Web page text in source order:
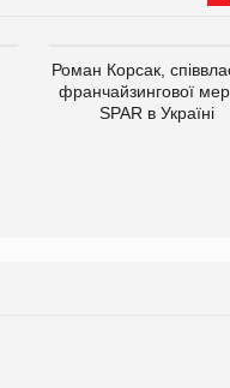
Роман Корсак,
франчайзингової
SPAR в Україні